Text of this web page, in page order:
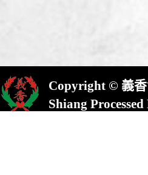
Copyright © 義
Shiang